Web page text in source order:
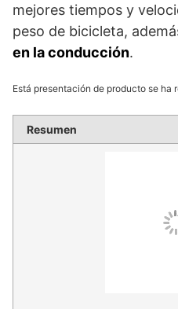
mejores tiempos y
peso de bicicleta,
en la conducción.
Está presentación de producto se ha
Resumen